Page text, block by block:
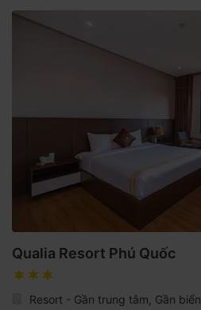
Qualia Resort Phú Quốc
Resort - Gần trung tâm, Gần biển